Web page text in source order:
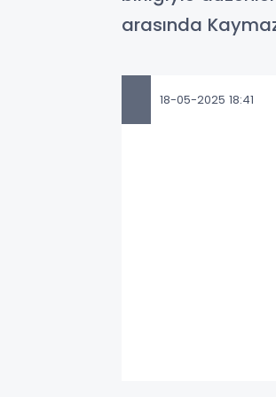
arasında
18-05-2025 18:41